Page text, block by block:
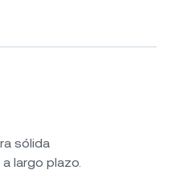
sólida
largo plazo.